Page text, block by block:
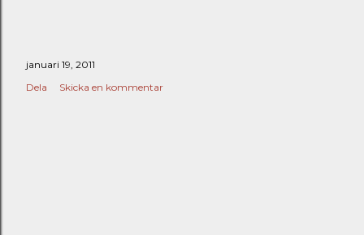
januari 19, 2011
Dela
Skicka en kommentar